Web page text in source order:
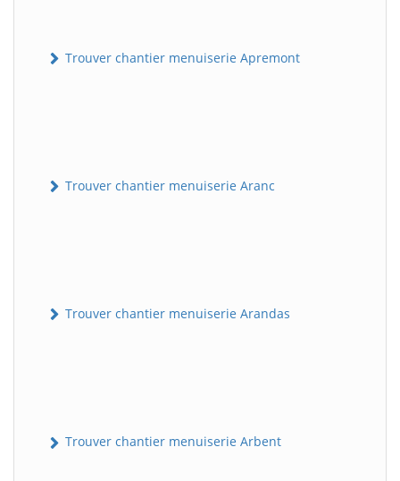
Trouver chantier menuiserie Apremont
Trouver chantier menuiserie Aranc
Trouver chantier menuiserie Arandas
Trouver chantier menuiserie Arbent